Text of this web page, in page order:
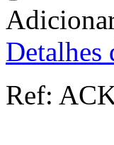
Detalhes
Ref: